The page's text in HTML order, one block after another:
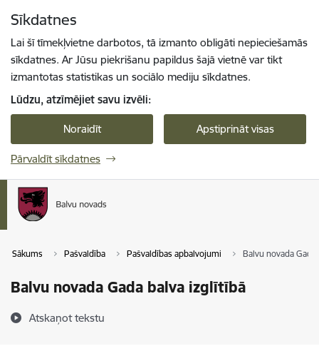
Sīkdatnes
Lai šī tīmekļvietne darbotos, tā izmanto obligāti nepieciešamās
sīkdatnes. Ar Jūsu piekrišanu papildus šajā vietnē var tikt
izmantotas statistikas un sociālo mediju sīkdatnes.
Lūdzu, atzīmējiet savu izvēli:
Noraidīt Apstiprināt visas
Pārvaldīt sīkdatnes
Sākums Pašvaldība Pašvaldības apbalvojumi Balvu novada
Balvu novada Gada balva izglītībā
Atskaņot tekstu